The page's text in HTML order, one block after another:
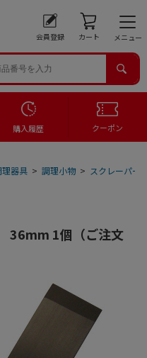
会員登録 カート メニュー
購入履歴 クーポン
理器具 > 調理小物 > スクレーパー
1個（ご注文